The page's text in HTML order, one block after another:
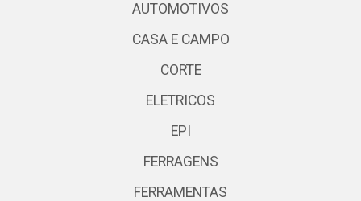
AUTOMOTIVOS
CASA E CAMPO
CORTE
ELETRICOS
EPI
FERRAGENS
FERRAMENTAS